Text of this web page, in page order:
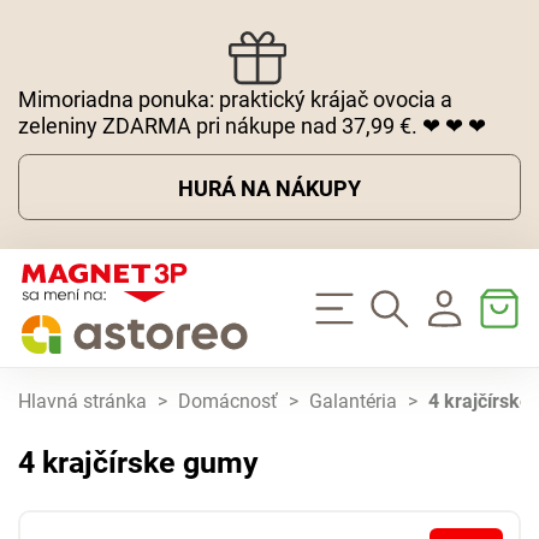
Mimoriadna ponuka: praktický krájač ovocia a
zeleniny ZDARMA pri nákupe nad 37,99 €. ❤ ❤ ❤
HURÁ NA NÁKUPY
Hlavná stránka > Domácnosť > Galantéria > 4 krajčírske
4 krajčírske gumy